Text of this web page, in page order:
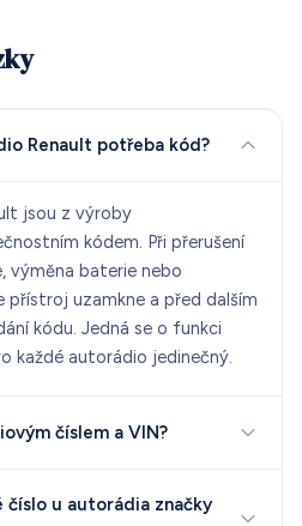
Renault potřeba kód?
jsou z výroby
kódem. Při přerušení
výměna baterie nebo
uzamkne a před dalším
kódu. Jedná se o funkci
každé autorádio jedinečný.
číslem a VIN?
číslo u autorádia značky